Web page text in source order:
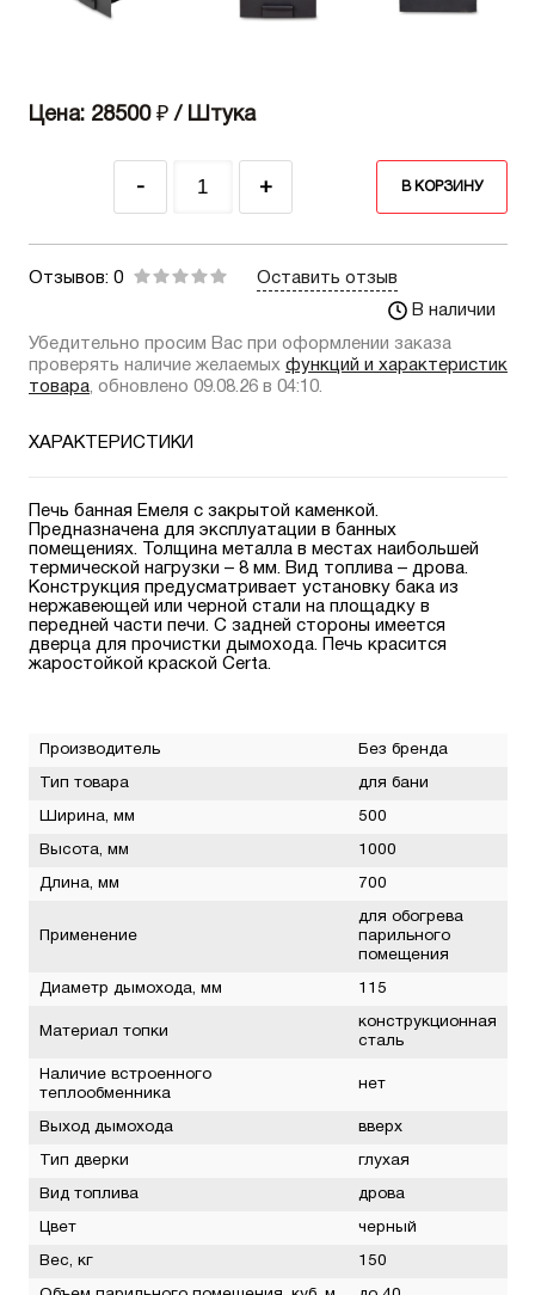
Цена: 28500 ₽ / Штука
- + В КОРЗИНУ
Отзывов: 0
Оставить отзыв
В наличии
Убедительно просим Вас при оформлении заказа
проверять наличие желаемых функций и характеристик
товара, обновлено 09.08.26 в 04:10.
ХАРАКТЕРИСТИКИ
Печь банная Емеля с закрытой каменкой.
Предназначена для эксплуатации в банных
помещениях. Толщина металла в местах наибольшей
термической нагрузки – 8 мм. Вид топлива – дрова.
Конструкция предусматривает установку бака из
нержавеющей или черной стали на площадку в
передней части печи. С задней стороны имеется
дверца для прочистки дымохода. Печь красится
жаростойкой краской Certa.
Производитель Без бренда
Тип товара для бани
Ширина, мм 500
Высота, мм 1000
Длина, мм 700
Применение
для обогрева
парильного
помещения
Диаметр дымохода, мм 115
Материал топки
конструкционная
сталь
Наличие встроенного
теплообменника
нет
Выход дымохода вверх
Тип дверки глухая
Вид топлива дрова
Цвет черный
Вес, кг 150